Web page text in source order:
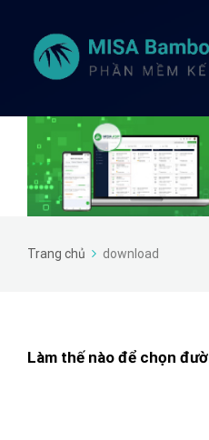
Trang chủ download
Làm thế nào để chọn